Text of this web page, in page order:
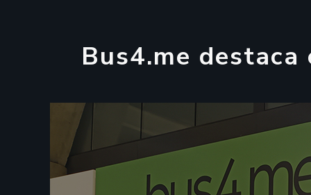
Bus4.me destaca